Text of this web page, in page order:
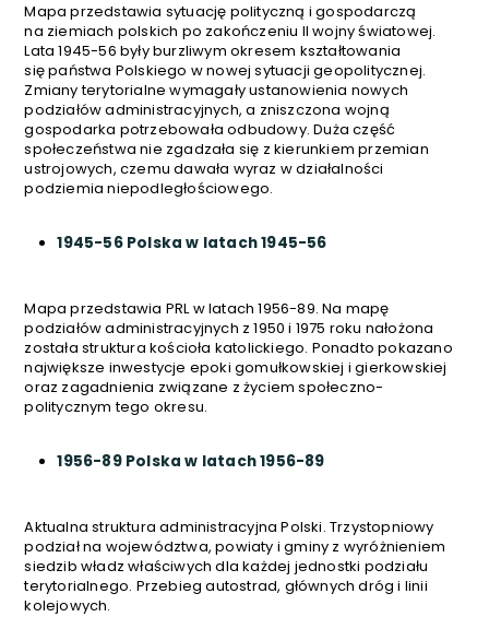
1945-56 Polska w latach 1945-56
Mapa przedstawia sytuację polityczną i gospodarczą
na ziemiach polskich po zakończeniu II wojny światowej.
Lata 1945-56 były burzliwym okresem kształtowania
się państwa Polskiego w nowej sytuacji geopolitycznej.
Zmiany terytorialne wymagały ustanowienia nowych
podziałów administracyjnych, a zniszczona wojną
gospodarka potrzebowała odbudowy. Duża część
społeczeństwa nie zgadzała się z kierunkiem przemian
ustrojowych, czemu dawała wyraz w działalności
podziemia niepodległościowego.
1956-89 Polska w latach 1956-89
Mapa przedstawia PRL w latach 1956-89. Na mapę
podziałów administracyjnych z 1950 i 1975 roku nałożona
została struktura kościoła katolickiego. Ponadto pokazano
największe inwestycje epoki gomułkowskiej i gierkowskiej
oraz zagadnienia związane z życiem społeczno-
politycznym tego okresu.
Aktualna struktura administracyjna Polski. Trzystopniowy
podział na województwa, powiaty i gminy z wyróżnieniem
siedzib władz właściwych dla każdej jednostki podziału
terytorialnego. Przebieg autostrad, głównych dróg i linii
kolejowych.